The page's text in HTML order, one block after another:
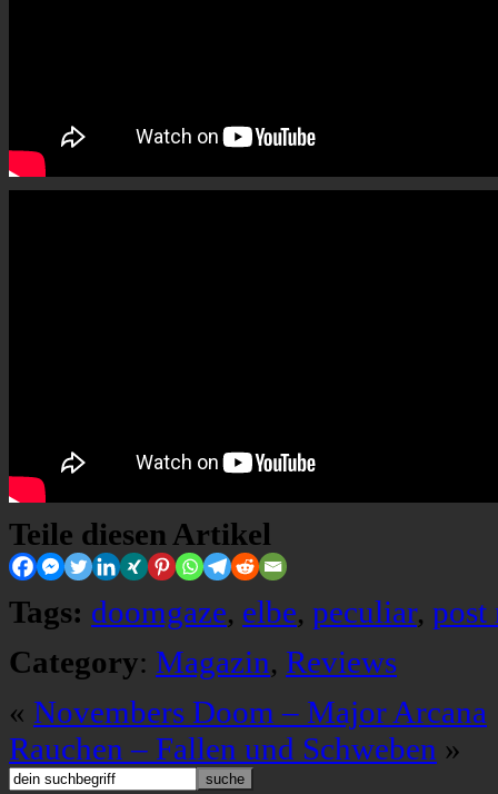
Teile diesen Artikel
Tags: doomgaze, elbe, peculiar, post
Category: Magazin, Reviews
« Novembers Doom – Major Arcana
Rauchen – Fallen und Schweben »